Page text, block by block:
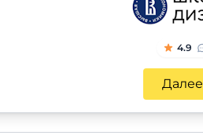
4.9
Далее